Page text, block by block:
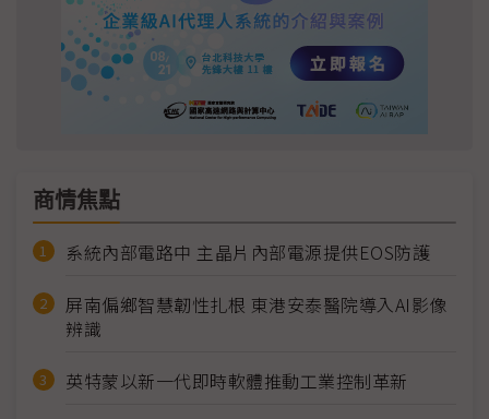
商情焦點
系統內部電路中 主晶片內部電源提供EOS防護
屏南偏鄉智慧韌性扎根 東港安泰醫院導入AI影像
辨識
英特蒙以新一代即時軟體推動工業控制革新